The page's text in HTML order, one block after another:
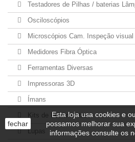
Testadores de Pilhas / baterias
Osciloscópios
Microscópios Cam. Inspeção visual
Medidores Fibra Óptica
Ferramentas Diversas
Impressoras 3D
Ímans
Kits de Ferramentas
Lupas
fechar
Esta loja usa cookies e
possamos melhorar sua
informações consulte os